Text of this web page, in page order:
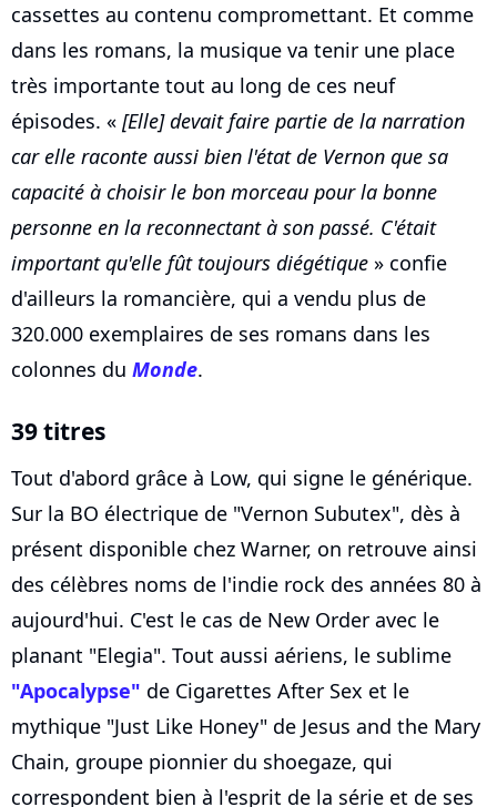
cassettes au contenu compromettant. Et comme
dans les romans, la musique va tenir une place
très importante tout au long de ces neuf
épisodes. « [Elle] devait faire partie de la narration
car elle raconte aussi bien l'état de Vernon que sa
capacité à choisir le bon morceau pour la bonne
personne en la reconnectant à son passé. C'était
important qu'elle fût toujours diégétique » confie
d'ailleurs la romancière, qui a vendu plus de
320.000 exemplaires de ses romans dans les
colonnes du Monde.
39 titres
Tout d'abord grâce à Low, qui signe le générique.
Sur la BO électrique de "Vernon Subutex", dès à
présent disponible chez Warner, on retrouve ainsi
des célèbres noms de l'indie rock des années 80 à
aujourd'hui. C'est le cas de New Order avec le
planant "Elegia". Tout aussi aériens, le sublime
"Apocalypse" de Cigarettes After Sex et le
mythique "Just Like Honey" de Jesus and the Mary
Chain, groupe pionnier du shoegaze, qui
correspondent bien à l'esprit de la série et de ses